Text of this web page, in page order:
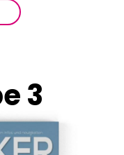
3